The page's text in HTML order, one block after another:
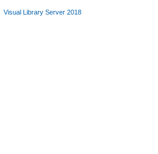
Visual Library Server 2018